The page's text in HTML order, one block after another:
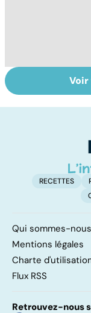
infection
RECETTES
Qui sommes-
Mentions légales
Charte
Flux RSS
Retrouvez-nous